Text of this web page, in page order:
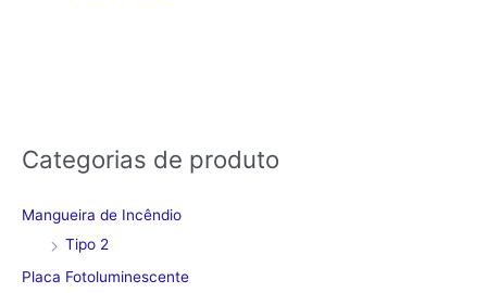
Categorias de produto
Mangueira de Incêndio
Tipo 2
Placa Fotoluminescente